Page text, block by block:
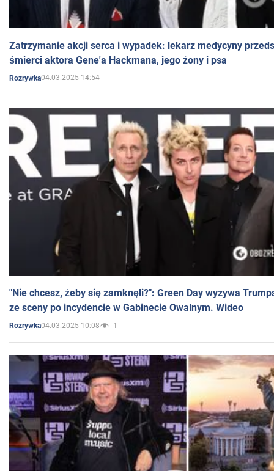
Zatrzymanie akcji serca i wypadek: lekarz medycyny
śmierci aktora Gene'a Hackmana, jego żony i psa
Rozrywka04.03.2025 14:54
"Nie chcesz, żeby się zamknęli?": Green Day wyzywa
ze sceny po incydencie w Gabinecie Owalnym. Wideo
Rozrywka04.03.2025 10:08 1